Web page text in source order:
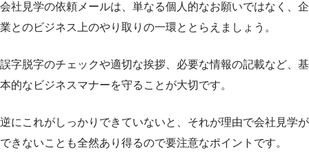
会社見学の依頼メールは、単なる個人的なお願いではなく、企
業とのビジネス上のやり取りの一環ととらえましょう。
誤字脱字のチェックや適切な挨拶、必要な情報の記載など、基
本的なビジネスマナーを守ることが大切です。
逆にこれがしっかりできていないと、それが理由で会社見学が
できないことも全然あり得るので要注意なポイントです。